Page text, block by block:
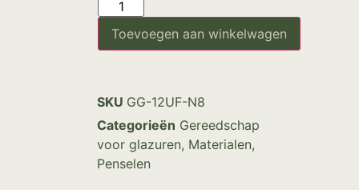
Toevoegen aan winkelwagen
SKU GG-12UF-N8
Categorieën Gereedschap
voor glazuren, Materialen,
Penselen